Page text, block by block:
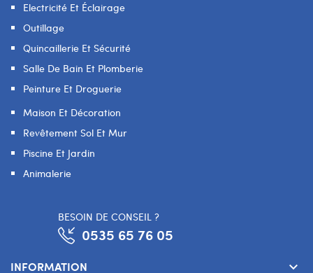
Electricité Et Éclairage
Outillage
Quincaillerie Et Sécurité
Salle De Bain Et Plomberie
Peinture Et Droguerie
Maison Et Décoration
Revêtement Sol Et Mur
Piscine Et Jardin
Animalerie
BESOIN DE CONSEIL ?
0535 65 76 05
INFORMATION keyboard_arrow_down